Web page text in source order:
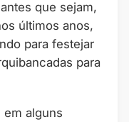
que sejam,
últimos anos,
para festejar
para
em alguns